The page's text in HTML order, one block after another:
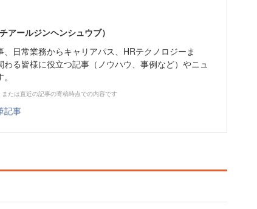
アールジンヘンシュウブ）
日常業務からキャリアパス、HRテクノロジーま
る皆様に役立つ記事（ノウハウ、事例など）やニュ
たは直近の記事の寄稿時点での内容です
記事